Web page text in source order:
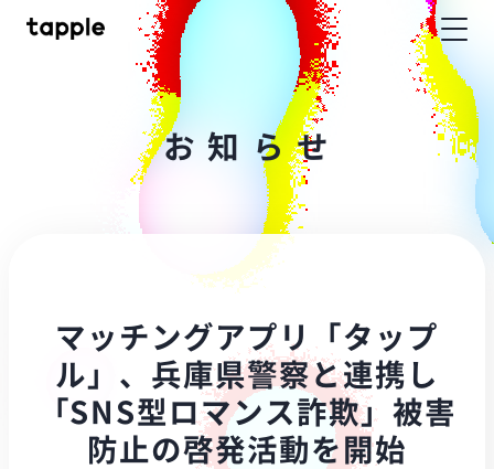
お 知 ら せ
マッチングアプリ「タップ
ル」、兵庫県警察と連携し
「SNS型ロマンス詐欺」被害
防止の啓発活動を開始